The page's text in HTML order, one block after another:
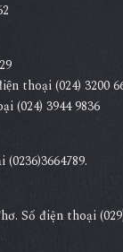
thoại (024) 3200
(024) 3944 9836
Số điện thoại